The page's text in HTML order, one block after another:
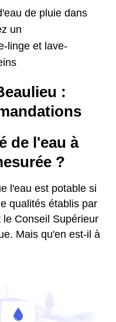
de pluie dans
un
linge et lave-
:
de l'eau à
?
l'eau est potable si
qualités établis par
le Conseil Supérieur
Mais qu'en est-il à